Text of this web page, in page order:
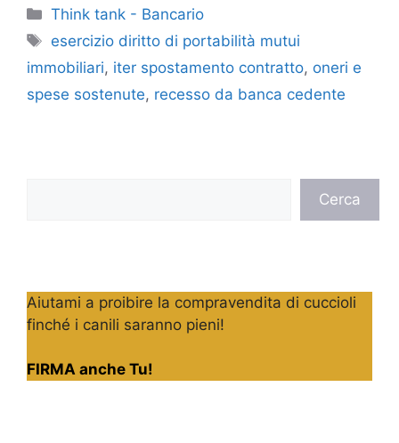
Categorie
Think tank - Bancario
Tag
esercizio diritto di portabilità mutui
immobiliari, iter spostamento contratto, oneri e
spese sostenute, recesso da banca cedente
Cerca
Aiutami a proibire la compravendita di cuccioli
finché i canili saranno pieni!
FIRMA anche Tu!